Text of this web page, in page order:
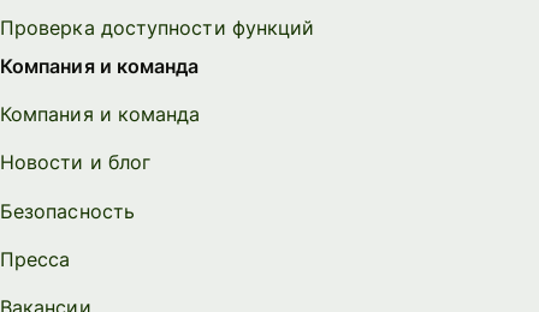
Проверка доступности функций
Компания и команда
Компания и команда
Новости и блог
Безопасность
Пресса